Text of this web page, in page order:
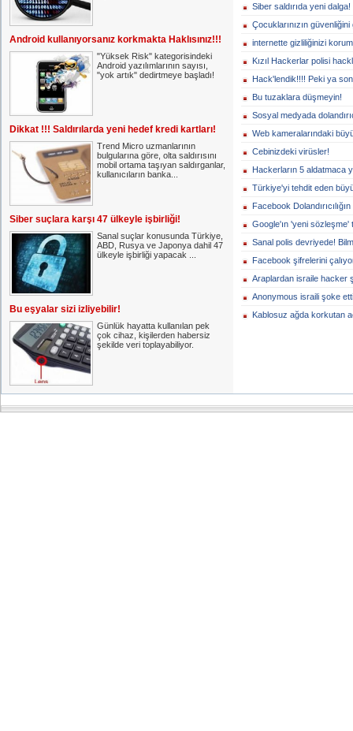
Android kullanıyorsanız korkmakta Haklısınız!!!
"Yüksek Risk" kategorisindeki
Android yazılımlarının sayısı,
"yok artık" dedirtmeye başladı!
Dikkat !!! Saldırılarda yeni hedef kredi kartları!
Trend Micro uzmanlarının
bulgularına göre, olta saldırısını
mobil ortama taşıyan saldırganlar,
kullanıcıların banka...
Siber suçlara karşı 47 ülkeyle işbirliği!
Sanal suçlar konusunda Türkiye,
ABD, Rusya ve Japonya dahil 47
ülkeyle işbirliği yapacak ...
Bu eşyalar sizi izliyebilir!
Günlük hayatta kullanılan pek
çok cihaz, kişilerden habersiz
şekilde veri toplayabiliyor.
Siber saldırıda yeni dalga!
Çocuklarınızın
internette gizliliğinizi
Kızıl Hackerlar polisi
Hack'lendik!!!! Peki ya
Bu tuzaklara düşmeyin!
Sosyal medyada
Web kameralarındaki
Cebinizdeki virüsler!
Hackerların 5 aldatmaca
Türkiye'yi tehdit eden
Facebook
Google'ın 'yeni sözleşme'
Sanal polis devriyede!
Facebook şifrelerini
Araplardan israile hacker
Anonymous israili şoke
Kablosuz ağda korkutan